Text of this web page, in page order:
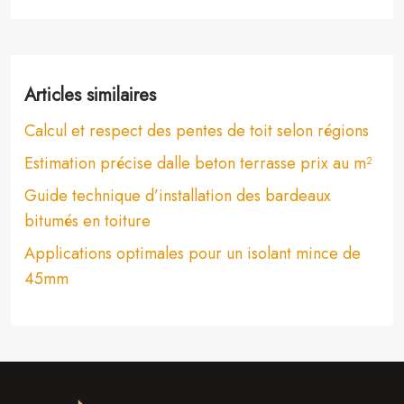
Articles similaires
Calcul et respect des pentes de toit selon régions
Estimation précise dalle beton terrasse prix au m²
Guide technique d’installation des bardeaux
bitumés en toiture
Applications optimales pour un isolant mince de
45mm